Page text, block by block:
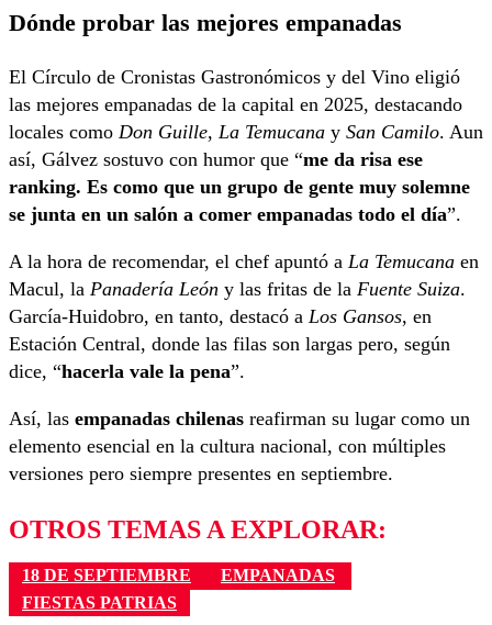
Dónde probar las mejores empanadas
El Círculo de Cronistas Gastronómicos y del Vino eligió
las mejores empanadas de la capital en 2025, destacando
locales como Don Guille, La Temucana y San Camilo. Aun
así, Gálvez sostuvo con humor que “me da risa ese
ranking. Es como que un grupo de gente muy solemne
se junta en un salón a comer empanadas todo el día”.
A la hora de recomendar, el chef apuntó a La Temucana en
Macul, la Panadería León y las fritas de la Fuente Suiza.
García-Huidobro, en tanto, destacó a Los Gansos, en
Estación Central, donde las filas son largas pero, según
dice, “hacerla vale la pena”.
Así, las empanadas chilenas reafirman su lugar como un
elemento esencial en la cultura nacional, con múltiples
versiones pero siempre presentes en septiembre.
OTROS TEMAS A EXPLORAR:
18 DE SEPTIEMBRE
EMPANADAS
FIESTAS PATRIAS